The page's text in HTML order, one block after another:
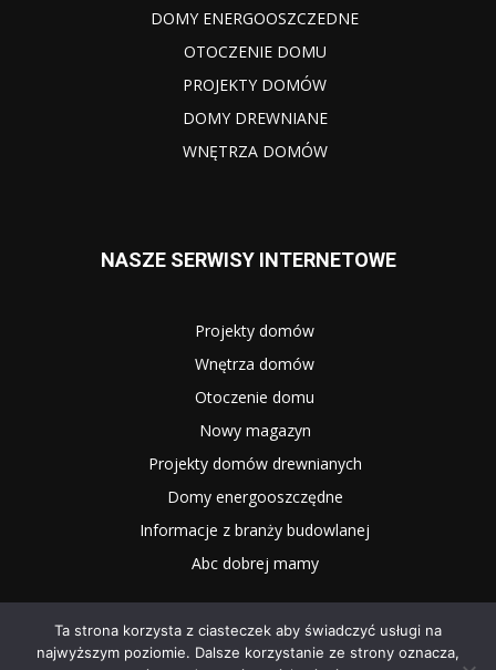
DOMY ENERGOOSZCZEDNE
OTOCZENIE DOMU
PROJEKTY DOMÓW
DOMY DREWNIANE
WNĘTRZA DOMÓW
NASZE SERWISY INTERNETOWE
Projekty domów
Wnętrza domów
Otoczenie domu
Nowy magazyn
Projekty domów drewnianych
Domy energooszczędne
Informacje z branży budowlanej
Abc dobrej mamy
Ta strona korzysta z ciasteczek aby świadczyć usługi na
najwyższym poziomie. Dalsze korzystanie ze strony oznacza,